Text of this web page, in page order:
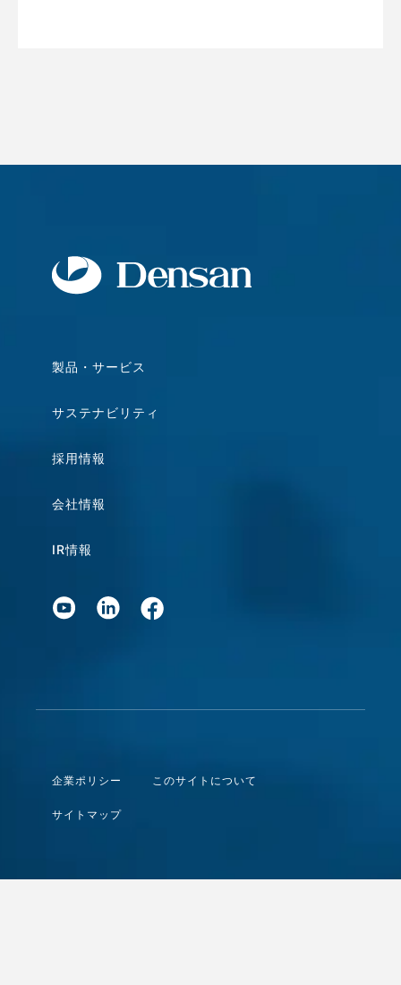
製品・サービス
サステナビリティ
採用情報
会社情報
IR情報
企業ポリシー このサイトについて
サイトマップ